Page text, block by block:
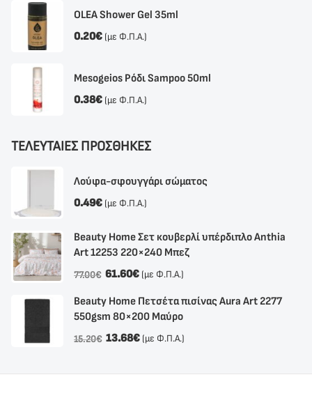
OLEA Shower Gel 35ml
0.20€ (με Φ.Π.Α.)
Mesogeios Ρόδι Sampoo 50ml
0.38€ (με Φ.Π.Α.)
ΤΕΛΕΥΤΑΙΕΣ ΠΡΟΣΘΗΚΕΣ
Λούφα-σφουγγάρι σώματος
0.49€ (με Φ.Π.Α.)
Beauty Home Σετ κουβερλί υπέρδιπλο Anthia
Αrt 12253 220×240 Μπεζ
77.00€ 61.60€ (με Φ.Π.Α.)
Beauty Home Πετσέτα πισίνας Aura Art 2277
550gsm 80×200 Μαύρο
15.20€ 13.68€ (με Φ.Π.Α.)